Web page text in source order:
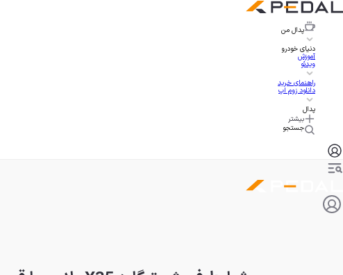
پدال من
دنیای خودرو
آموزش
ویدئو
راهنمای خرید
دانلود زوم اپ
پدال
بیشتر
جستجو